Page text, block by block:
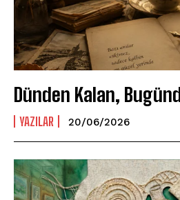
Dünden Kalan,
YAZILAR 20/06/2026